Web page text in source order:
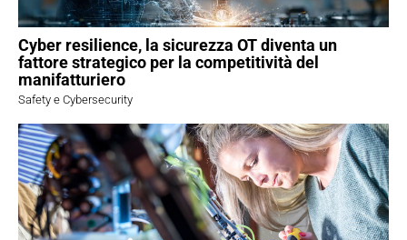
Cyber resilience, la sicurezza OT diventa un
fattore strategico per la competitività del
manifatturiero
Safety e Cybersecurity